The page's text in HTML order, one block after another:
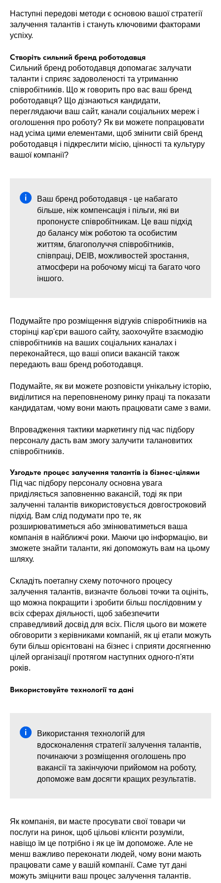
Наступні передові методи є основою вашої стратегії
залучення талантів і стануть ключовими факторами
успіху.
Створіть сильний бренд роботодавця
Сильний бренд роботодавця допомагає залучати
таланти і сприяє задоволеності та утриманню
співробітників. Що ж говорить про вас ваш бренд
роботодавця? Що дізнаються кандидати,
переглядаючи ваш сайт, канали соціальних мереж і
оголошення про роботу? Як ви можете попрацювати
над усіма цими елементами, щоб змінити свій бренд
роботодавця і підкреслити місію, цінності та культуру
вашої компанії?
Ваш бренд роботодавця - це набагато
більше, ніж компенсація і пільги, які ви
пропонуєте співробітникам. Це ваш підхід
до балансу між роботою та особистим
життям, благополуччя співробітників,
співпраці, DEIB, можливостей зростання,
атмосфери на робочому місці та багато чого
іншого.
Подумайте про розміщення відгуків співробітників на
сторінці кар'єри вашого сайту, заохочуйте взаємодію
співробітників на ваших соціальних каналах і
переконайтеся, що ваші описи вакансій також
передають ваш бренд роботодавця.
Подумайте, як ви можете розповісти унікальну історію,
виділитися на переповненому ринку праці та показати
кандидатам, чому вони мають працювати саме з вами.
Впровадження тактики маркетингу під час підбору
персоналу дасть вам змогу залучити талановитих
співробітників.
Узгодьте процес залучення талантів із бізнес-цілями
Під час підбору персоналу основна увага
приділяється заповненню вакансій, тоді як при
залученні талантів використовується довгостроковий
підхід. Вам слід подумати про те, як
розширюватиметься або змінюватиметься ваша
компанія в найближчі роки. Маючи цю інформацію, ви
зможете знайти таланти, які допоможуть вам на цьому
шляху.
Складіть поетапну схему поточного процесу
залучення талантів, визначте больові точки та оцініть,
що можна покращити і зробити більш послідовним у
всіх сферах діяльності, щоб забезпечити
справедливий досвід для всіх. Після цього ви можете
обговорити з керівниками компаній, як ці етапи можуть
бути більш орієнтовані на бізнес і сприяти досягненню
цілей організації протягом наступних одного-п'яти
років.
Використовуйте технології та дані
Використання технологій для
вдосконалення стратегії залучення талантів,
починаючи з розміщення оголошень про
вакансії та закінчуючи прийомом на роботу,
допоможе вам досягти кращих результатів.
Як компанія, ви маєте просувати свої товари чи
послуги на ринок, щоб цільові клієнти розуміли,
навіщо їм це потрібно і як це їм допоможе. Але не
менш важливо переконати людей, чому вони мають
працювати саме у вашій компанії. Саме тут дані
можуть зміцнити ваш процес залучення талантів.